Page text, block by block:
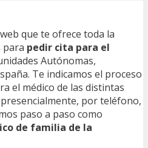
que te ofrece toda la
para pedir cita para el
Autónomas,
Te indicamos el proceso
el médico de las distintas
por teléfono,
paso a paso como
de familia de la